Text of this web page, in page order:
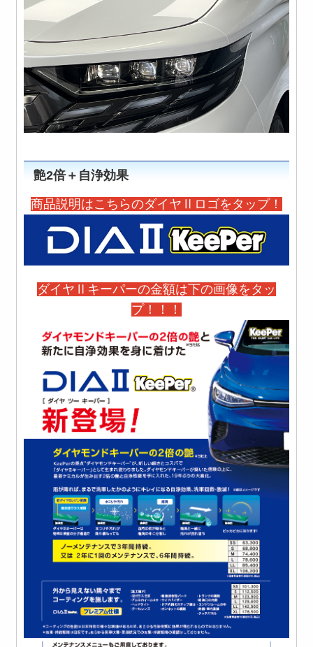
艶2倍＋自浄効果
商品説明はこちらのダイヤⅡロゴをタップ！
ダイヤⅡキーパーの金額は下の画像をタッ
プ！！！